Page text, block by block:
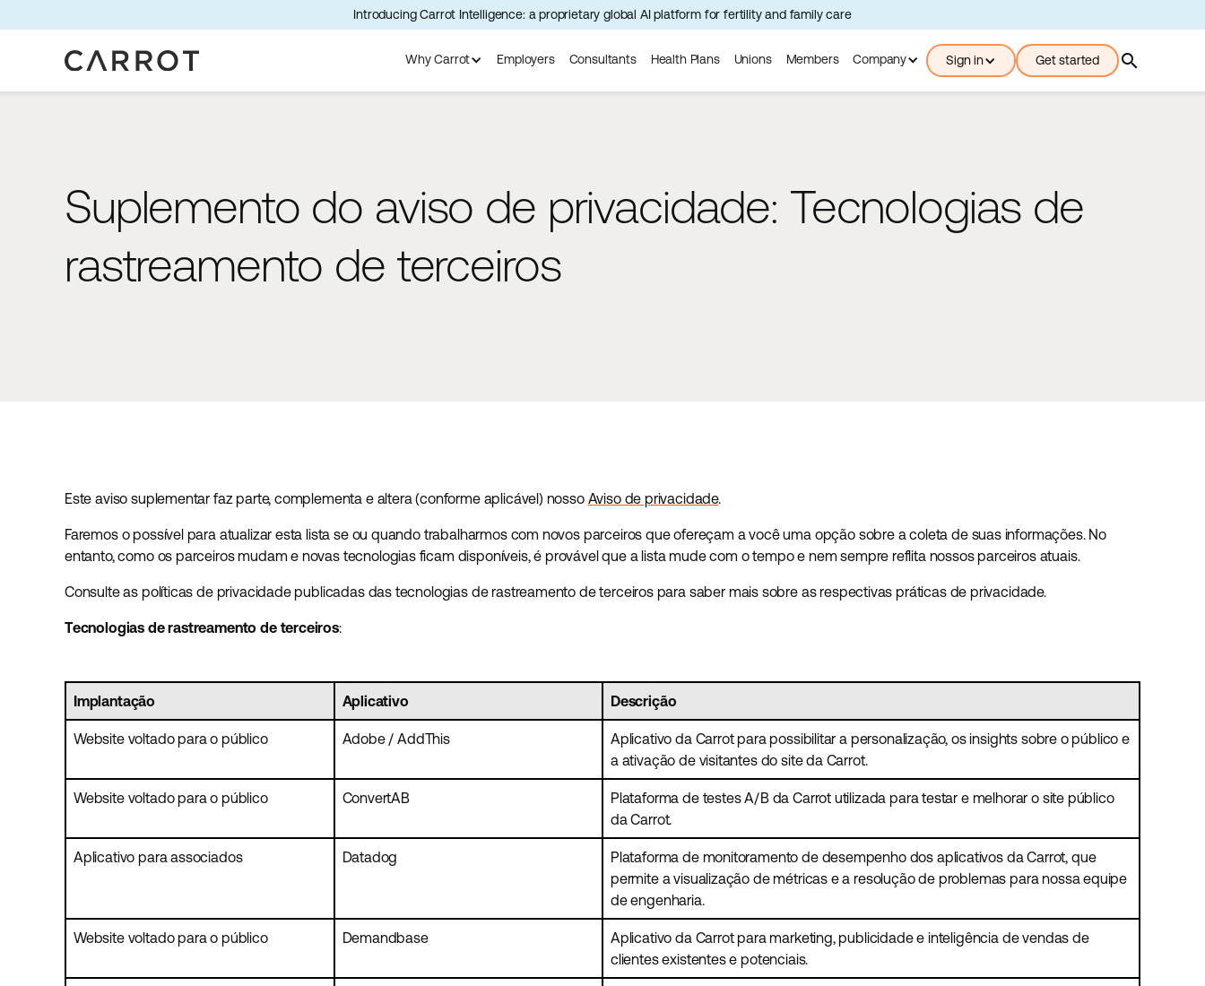
Introducing Carrot Intelligence: a proprietary global AI platform for fertility and family care
Why Carrot Employers Consultants Health Plans Unions Members Company Sign in Get started search
Suplemento do aviso de privacidade: Tecnologias de
rastreamento de terceiros
Este aviso suplementar faz parte, complementa e altera (conforme aplicável) nosso Aviso de privacidade.
Faremos o possível para atualizar esta lista se ou quando trabalharmos com novos parceiros que ofereçam a você uma opção sobre a coleta de suas informações. No
entanto, como os parceiros mudam e novas tecnologias ficam disponíveis, é provável que a lista mude com o tempo e nem sempre reflita nossos parceiros atuais.
Consulte as políticas de privacidade publicadas das tecnologias de rastreamento de terceiros para saber mais sobre as respectivas práticas de privacidade.
Tecnologias de rastreamento de terceiros:
Implantação Aplicativo Descrição
Website voltado para o público Adobe / AddThis
Aplicativo da Carrot para possibilitar a personalização, os insights sobre o público e
a ativação de visitantes do site da Carrot.
Website voltado para o público ConvertAB
Plataforma de testes A/B da Carrot utilizada para testar e melhorar o site público
da Carrot.
Aplicativo para associados Datadog
Plataforma de monitoramento de desempenho dos aplicativos da Carrot, que
permite a visualização de métricas e a resolução de problemas para nossa equipe
de engenharia.
Website voltado para o público Demandbase
Aplicativo da Carrot para marketing, publicidade e inteligência de vendas de
clientes existentes e potenciais.